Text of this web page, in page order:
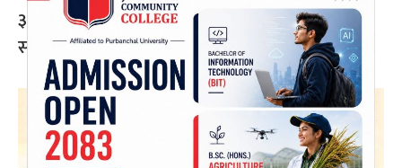
३२औं विश्व आदिवासी दिवसका अवसरमा काठमाडौंमा
सांस्कृतिक र्‍याली (तस्बिर)